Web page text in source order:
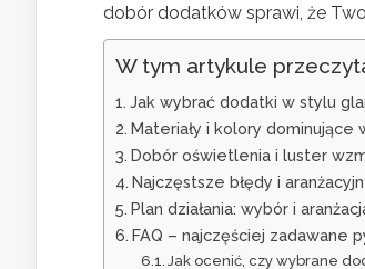
dobór dodatków sprawi, że
W tym artykule
Jak wybrać dodatki w stylu
Materiały i kolory dominujące
Dobór oświetlenia i luster
Najczęstsze błędy i
Plan działania: wybór i
FAQ – najczęściej zadawane
Jak ocenić, czy wybrane